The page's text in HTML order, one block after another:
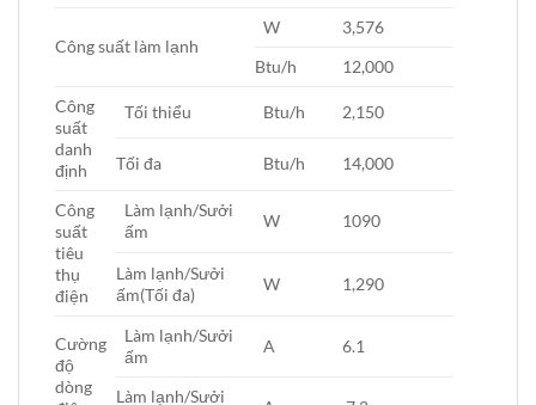
Công suất làm lạnh
W
3,576
Btu/h
12,000
Công
suất
danh
định
Tối thiểu Btu/h 2,150
Tối đa Btu/h 14,000
Công
suất
tiêu
thụ
điện
Làm lạnh/Sưởi
ấm
W 1090
Làm lạnh/Sưởi
ấm(Tối đa)
W 1,290
Cường
độ
dòng
Làm lạnh/Sưởi
ấm
A 6.1
Làm lạnh/Sưởi